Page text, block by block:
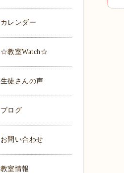
カレンダー
☆教室Watch☆
生徒さんの声
ブログ
お問い合わせ
教室情報